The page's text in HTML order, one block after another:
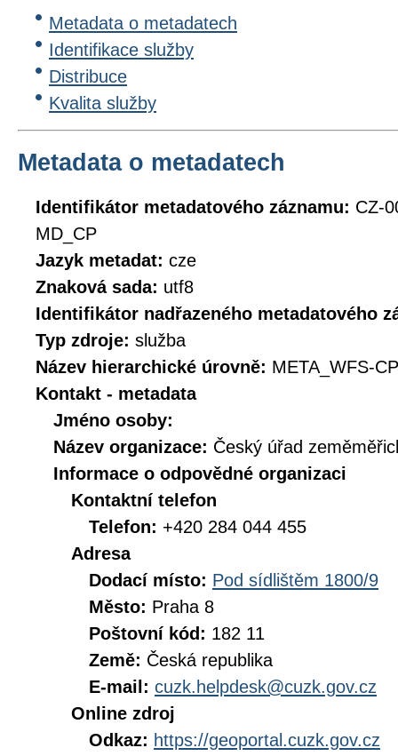
Metadata o metadatech
Identifikace služby
Distribuce
Kvalita služby
Metadata o metadatech
Identifikátor metadatového záznamu: CZ-
MD_CP
Jazyk metadat: cze
Znaková sada: utf8
Identifikátor nadřazeného metadatového
Typ zdroje: služba
Název hierarchické úrovně: META_WFS-
Kontakt - metadata
Jméno osoby:
Název organizace: Český úřad
Informace o odpovědné organizaci
Kontaktní telefon
Telefon: +420 284 044 455
Adresa
Dodací místo: Pod sídlištěm 1800/9
Město: Praha 8
Poštovní kód: 182 11
Země: Česká republika
E-mail: cuzk.helpdesk@cuzk.gov.cz
Online zdroj
Odkaz: https://geoportal.cuzk.gov.cz